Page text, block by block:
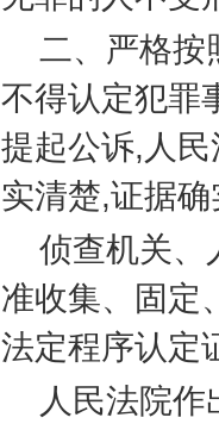
二、严格按
不得认定犯罪
提起公诉, 人
实清楚,证据
侦查机关、
准收集、固定
法定程序认定
人民法院